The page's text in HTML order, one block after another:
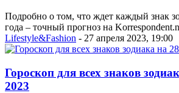
Подробно о том, что ждет каждый знак
года – точный прогноз на
Lifestyle&Fashion - 27 апреля 2023, 19:00
Гороскоп для всех знаков
2023